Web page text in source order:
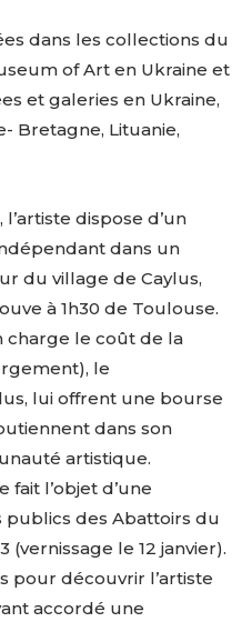
dans les collections du
of Art en Ukraine et
et galeries en Ukraine,
Bretagne, Lituanie,
dispose d’un
dans un
du village de Caylus,
à 1h30 de Toulouse.
charge le coût de la
le
lui offrent une bourse
dans son
artistique.
l’objet d’une
publics des Abattoirs du
(vernissage le 12 janvier).
pour découvrir l’artiste
accordé une